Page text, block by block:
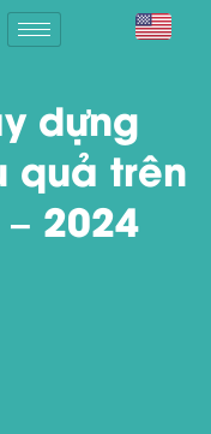
dựng
quả trên
2024